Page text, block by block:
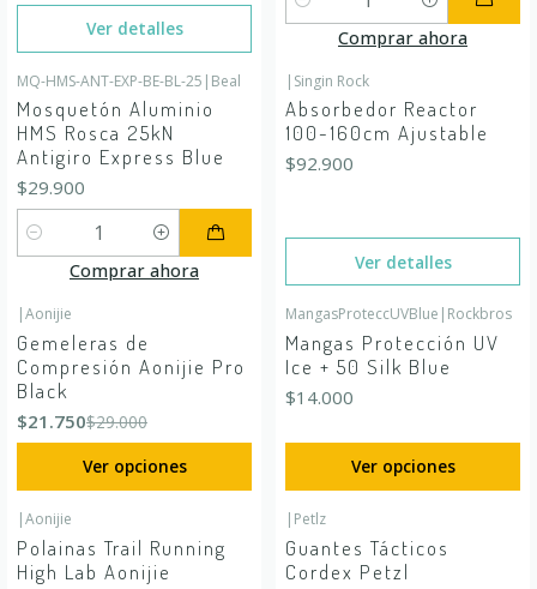
Ver detalles
Cantidad
Comprar ahora
MQ-HMS-ANT-EXP-BE-BL-25 | Beal
Mosquetón Aluminio
HMS Rosca 25kN
Antigiro Express Blue
$29.900
Cantidad
Comprar ahora
Agotado
| Singin Rock
Absorbedor Reactor
100-160cm Ajustable
$92.900
Ver detalles
-25%
|Aonijie
Gemeleras de
Compresión Aonijie Pro
Black
$21.750$29.000
Ver opciones
MangasProteccUVBlue | Rockbros
Mangas Protección UV
Ice + 50 Silk Blue
$14.000
Ver opciones
-25%
|Aonijie
Polainas Trail Running
High Lab Aonijie
| Petlz
Guantes Tácticos
Cordex Petzl